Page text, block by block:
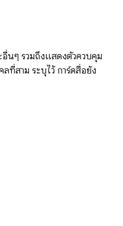
ๆ รวมถึงแสดงตัวควบคุม
ที่สาม ระบุไว้ การ์ดสื่อยัง